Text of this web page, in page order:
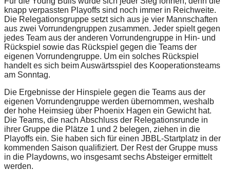
knapp verpassten Playoffs sind noch immer in Reichweite.
Die Relegationsgruppe setzt sich aus je vier Mannschaften
aus zwei Vorrundengruppen zusammen. Jeder spielt gegen
jedes Team aus der anderen Vorrundengruppe in Hin- und
Rückspiel sowie das Rückspiel gegen die Teams der
eigenen Vorrundengruppe. Um ein solches Rückspiel
handelt es sich beim Auswärtsspiel des Kooperationsteams
am Sonntag.
Die Ergebnisse der Hinspiele gegen die Teams aus der
eigenen Vorrundengruppe werden übernommen, weshalb
der hohe Heimsieg über Phoenix Hagen ein Gewicht hat.
Die Teams, die nach Abschluss der Relegationsrunde in
ihrer Gruppe die Plätze 1 und 2 belegen, ziehen in die
Playoffs ein. Sie haben sich für einen JBBL-Startplatz in der
kommenden Saison qualifiziert. Der Rest der Gruppe muss
in die Playdowns, wo insgesamt sechs Absteiger ermittelt
werden.